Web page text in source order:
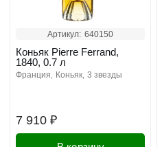
Артикул: 640150
7 910 ₽
Коньяк Pierre Ferrand,
1840, 0.7 л
франция коньяк 3 звезды